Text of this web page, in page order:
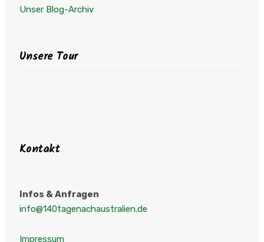
Unser Blog-Archiv
Unsere Tour
Kontakt
Infos & Anfragen
info@140tagenachaustralien.de
Impressum